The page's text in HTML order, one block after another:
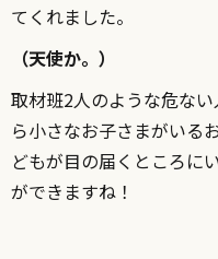
てくれました。
（天使か。）
取材班2人のような危な
ら小さなお子さまがいる
どもが目の届くところに
ができますね！